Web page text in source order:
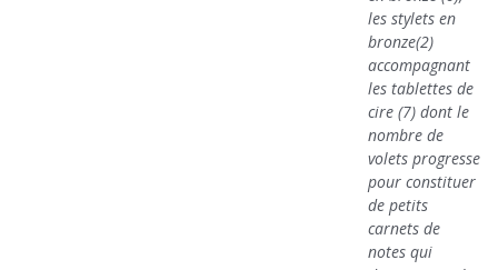
les stylets en
bronze(2)
accompagnant
les tablettes de
cire (7) dont le
nombre de
volets progresse
pour constituer
de petits
carnets de
notes qui